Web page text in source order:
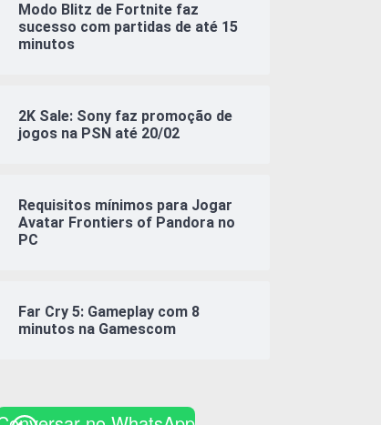
Modo Blitz de Fortnite faz
sucesso com partidas de até 15
minutos
2K Sale: Sony faz promoção de
jogos na PSN até 20/02
Requisitos mínimos para Jogar
Avatar Frontiers of Pandora no
PC
Far Cry 5: Gameplay com 8
minutos na Gamescom